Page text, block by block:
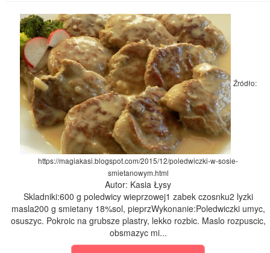
Źródło:
https://magiakasi.blogspot.com/2015/12/poledwiczki-w-sosie-
smietanowym.html
Autor: Kasia Łysy
Skladniki:600 g poledwicy wieprzowej1 zabek czosnku2 lyzki
masla200 g smietany 18%sol, pieprzWykonanie:Poledwiczki umyc,
osuszyc. Pokroic na grubsze plastry, lekko rozbic. Maslo rozpuscic,
obsmazyc mi...